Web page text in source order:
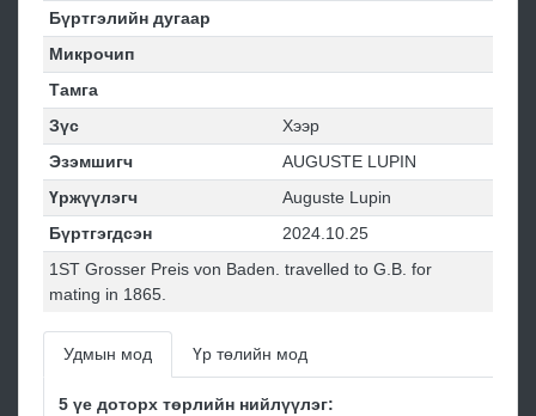
Бүртгэлийн дугаар
Микрочип
Тамга
Зүс
Хээр
Эзэмшигч
AUGUSTE LUPIN
Үржүүлэгч
Auguste Lupin
Бүртгэгдсэн
2024.10.25
1ST Grosser Preis von Baden. travelled to G.B. for
mating in 1865.
Удмын мод Үр төлийн мод
5 үе доторх төрлийн нийлүүлэг: